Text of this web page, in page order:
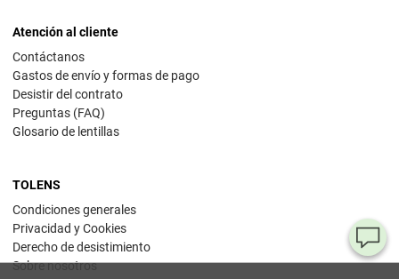
Atención al cliente
Contáctanos
Gastos de envío y formas de pago
Desistir del contrato
Preguntas (FAQ)
Glosario de lentillas
TOLENS
Condiciones generales
Privacidad y Cookies
Derecho de desistimiento
Sobre nosotros